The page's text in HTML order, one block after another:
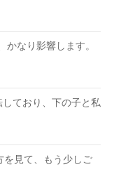
なり影響します。
ており、下の子と私
を見て、もう少しご